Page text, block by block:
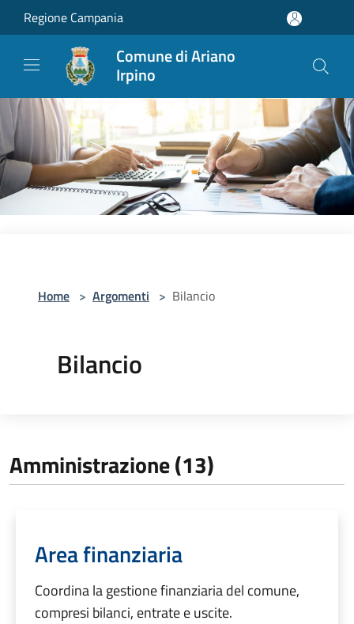
Salta al contenuto principale
Regione Campania
Comune di Ariano
Irpino
Home > Argomenti > Bilancio
Bilancio
Amministrazione (13)
Area finanziaria
Coordina la gestione finanziaria del comune,
compresi bilanci, entrate e uscite.